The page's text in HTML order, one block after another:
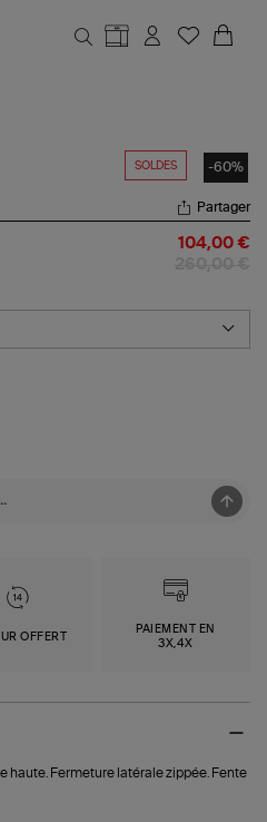
SOLDES -60%
Partager
104,00 €
OFFERT
PAIEMENT EN
3X,4X
haute. Fermeture latérale zippée. Fente